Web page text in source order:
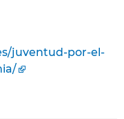
juventud-por-el-